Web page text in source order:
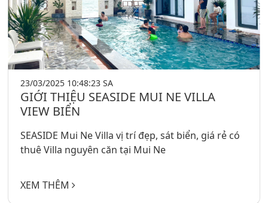
23/03/2025 10:48:23 SA
GIỚI THIỆU SEASIDE MUI NE VILLA
VIEW BIỂN
SEASIDE Mui Ne Villa vị trí đẹp, sát biển, giá rẻ có
thuê Villa nguyên căn tại Mui Ne
XEM THÊM